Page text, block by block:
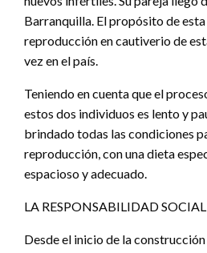
Barranquilla. El propósito de
reproducción en cautiverio de
vez en el país.
Teniendo en cuenta que el
estos dos individuos es lento y
brindado todas las condiciones
reproducción, con una dieta
espacioso y adecuado.
LA RESPONSABILIDAD
Desde el inicio de la